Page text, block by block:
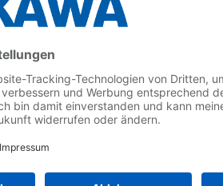
VIPA managed Industrial-
Switch PN8-RD - 911-
2PN80
TYP BENEFITS
PROFINET-Switch
8x RJ45